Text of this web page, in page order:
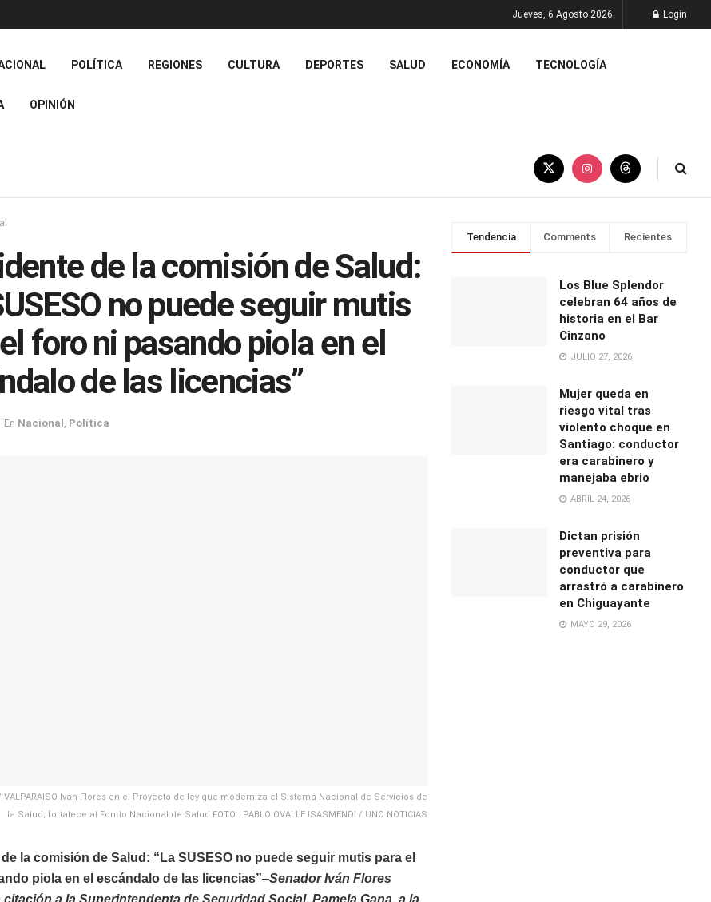
Jueves, 6 Agosto 2026 Login
POLÍTICA REGIONES CULTURA DEPORTES SALUD ECONOMÍA TECNOLOGÍA
OPINIÓN
de la comisión de Salud:
no puede seguir mutis
foro ni pasando piola en el
de las licencias”
En Nacional Política
VALPARAISO Ivan Flores en el Proyecto de ley que moderniza el Sistema Nacional de Servicios de
la Salud; fortalece al Fondo Nacional de Salud FOTO : PABLO OVALLE ISASMENDI / UNO NOTICIAS
la comisión de Salud: “La SUSESO no puede seguir mutis para el
piola en el escándalo de las licencias”–Senador Iván Flores
a la Superintendenta de Seguridad Social, Pamela Gana, a la
Tendencia Comments Recientes
Los Blue Splendor
celebran 64 años de
historia en el Bar
Cinzano
JULIO 27, 2026
Mujer queda en
riesgo vital tras
violento choque en
Santiago: conductor
era carabinero y
manejaba ebrio
ABRIL 24, 2026
Dictan prisión
preventiva para
conductor que
arrastró a carabinero
en Chiguayante
MAYO 29, 2026